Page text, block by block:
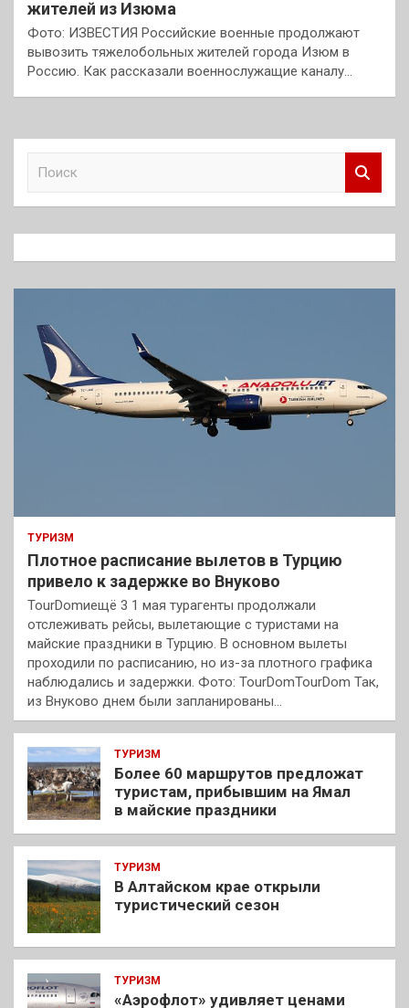
жителей из Изюма
Фото: ИЗВЕСТИЯ Российские военные продолжают
вывозить тяжелобольных жителей города Изюм в
Россию. Как рассказали военнослужащие каналу…
к
ТУРИЗМ
Плотное расписание вылетов в Турцию
привело к задержке во Внуково
TourDomиещё 3 1 мая турагенты продолжали
отслеживать рейсы, вылетающие с туристами на
майские праздники в Турцию. В основном вылеты
проходили по расписанию, но из-за плотного графика
наблюдались и задержки. Фото: TourDomTourDom Так,
из Внуково днем были запланированы…
ТУРИЗМ
Более 60 маршрутов предложат
туристам, прибывшим на Ямал
в майские праздники
ТУРИЗМ
В Алтайском крае открыли
туристический сезон
ТУРИЗМ
«Аэрофлот» удивляет ценами